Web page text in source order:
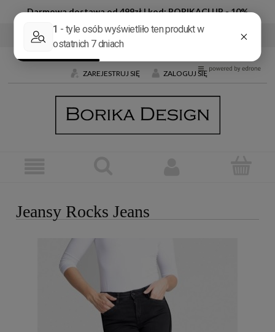
Darmowa dostawa od 499zł | kod: BORIKACLUB - 10%
Tel: +48 600 032 226 E-mail:butik@borika.pl
ZAREJESTRUJ SIĘ ZALOGUJ SIĘ
Jeansy Rocks Jeans